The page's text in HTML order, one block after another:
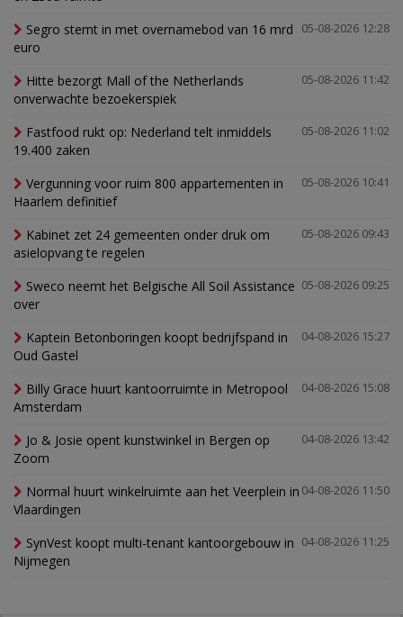
05-08-2026 12:28
Segro stemt in met overnamebod van 16 mrd
euro
05-08-2026 11:42
Hitte bezorgt Mall of the Netherlands
onverwachte bezoekerspiek
05-08-2026 11:02
Fastfood rukt op: Nederland telt inmiddels
19.400 zaken
05-08-2026 10:41
Vergunning voor ruim 800 appartementen in
Haarlem definitief
05-08-2026 09:43
Kabinet zet 24 gemeenten onder druk om
asielopvang te regelen
05-08-2026 09:25
Sweco neemt het Belgische All Soil Assistance
over
04-08-2026 15:27
Kaptein Betonboringen koopt bedrijfspand in
Oud Gastel
04-08-2026 15:08
Billy Grace huurt kantoorruimte in Metropool
Amsterdam
04-08-2026 13:42
Jo & Josie opent kunstwinkel in Bergen op
Zoom
04-08-2026 11:50
Normal huurt winkelruimte aan het Veerplein in
Vlaardingen
04-08-2026 11:25
SynVest koopt multi-tenant kantoorgebouw in
Nijmegen